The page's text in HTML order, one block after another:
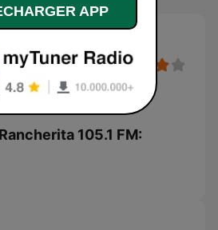
105.1 FM
105.1 FM:
APP